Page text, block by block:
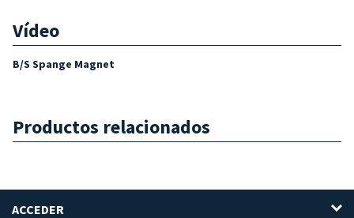
Vídeo
B/S Spange Magnet
Productos relacionados
ACCEDER